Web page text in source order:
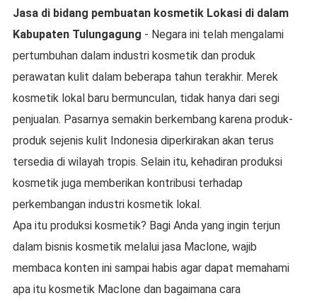
Jasa di bidang pembuatan kosmetik Lokasi di dalam
Kabupaten Tulungagung - Negara ini telah mengalami
pertumbuhan dalam industri kosmetik dan produk
perawatan kulit dalam beberapa tahun terakhir. Merek
kosmetik lokal baru bermunculan, tidak hanya dari segi
penjualan. Pasarnya semakin berkembang karena produk-
produk sejenis kulit Indonesia diperkirakan akan terus
tersedia di wilayah tropis. Selain itu, kehadiran produksi
kosmetik juga memberikan kontribusi terhadap
perkembangan industri kosmetik lokal.
Apa itu produksi kosmetik? Bagi Anda yang ingin terjun
dalam bisnis kosmetik melalui jasa Maclone, wajib
membaca konten ini sampai habis agar dapat memahami
apa itu kosmetik Maclone dan bagaimana cara